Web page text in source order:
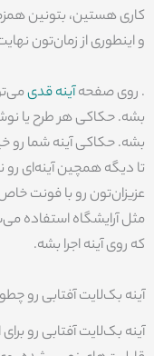
کاری هستین، بتونین
و اینطوری از زمان‌تون
. روی صفحهآینه قدی
بشه. حکاکی هر طرح یا
بشه. حکاکی آینه شما رو
تا دیگه همچین آینه‌ای رو
عزیزان‌تون رو با فونت
مثل آرایشگاه استفاده
که روی آینه اجرا بشه.
آینه بک‌لایت آفتابی رو
آینه بک‌لایت آفتابی رو